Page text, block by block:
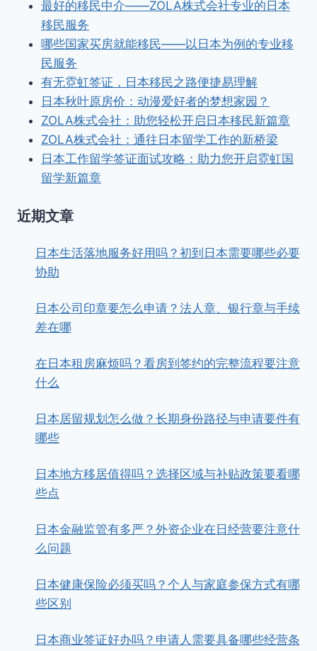
最好的移民中介——ZOLA株式会社专业的日本
移民服务
哪些国家买房就能移民——以日本为例的专业移
民服务
有无霓虹签证，日本移民之路便捷易理解
日本秋叶原房价：动漫爱好者的梦想家园？
ZOLA株式会社：助您轻松开启日本移民新篇章
ZOLA株式会社：通往日本留学工作的新桥梁
日本工作留学签证面试攻略：助力您开启霓虹国
留学新篇章
近期文章
日本生活落地服务好用吗？初到日本需要哪些必要
协助
日本公司印章要怎么申请？法人章、银行章与手续
差在哪
在日本租房麻烦吗？看房到签约的完整流程要注意
什么
日本居留规划怎么做？长期身份路径与申请要件有
哪些
日本地方移居值得吗？选择区域与补贴政策要看哪
些点
日本金融监管有多严？外资企业在日经营要注意什
么问题
日本健康保险必须买吗？个人与家庭参保方式有哪
些区别
日本商业签证好办吗？申请人需要具备哪些经营条